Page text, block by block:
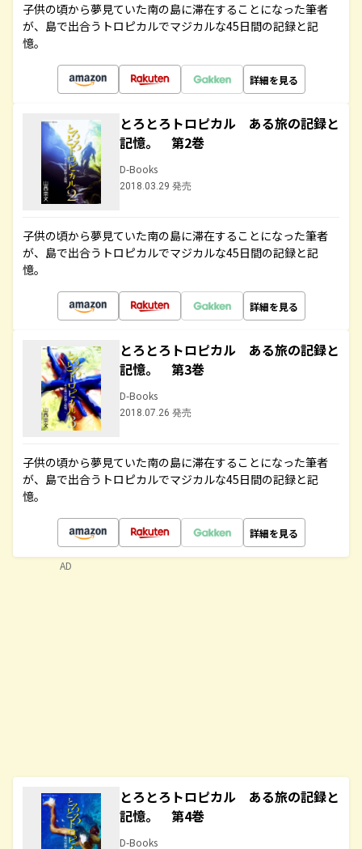
子供の頃から夢見ていた南の島に滞在することになった筆者
が、島で出合うトロピカルでマジカルな45日間の記録と記
憶。
詳細を見る
とろとろトロピカル ある旅の記録と
記憶。 第2巻
D-Books
2018.03.29 発売
子供の頃から夢見ていた南の島に滞在することになった筆者
が、島で出合うトロピカルでマジカルな45日間の記録と記
憶。
詳細を見る
とろとろトロピカル ある旅の記録と
記憶。 第3巻
D-Books
2018.07.26 発売
子供の頃から夢見ていた南の島に滞在することになった筆者
が、島で出合うトロピカルでマジカルな45日間の記録と記
憶。
詳細を見る
とろとろトロピカル ある旅の記録と
記憶。 第4巻
D-Books
AD